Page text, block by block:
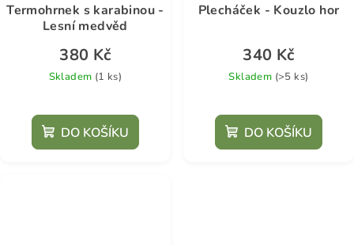
Termohrnek s karabinou -
Lesní medvěd
380 Kč
Skladem (1 ks)
DO KOŠÍKU
Plecháček - Kouzlo hor
340 Kč
Skladem (>5 ks)
DO KOŠÍKU